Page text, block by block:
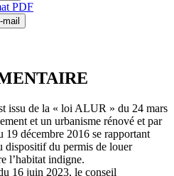
PDF
issu de la « loi ALUR » du 24 mars
et un urbanisme rénové et par
19 décembre 2016 se rapportant
dispositif du permis de louer
l’habitat indigne.
16 juin 2023, le conseil